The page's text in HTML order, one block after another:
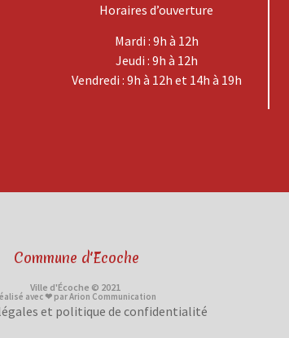
Horaires d’ouverture
Mardi : 9h à 12h
Jeudi : 9h à 12h
Vendredi : 9h à 12h et 14h à 19h
Commune d'Ecoche
Ville d'Écoche © 2021
avec ❤ par Arion Communication
et politique de confidentialité